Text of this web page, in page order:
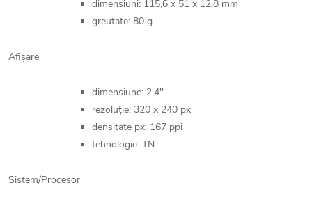
dimensiuni: 115,6 x 51 x 12,8 mm
greutate: 80 g
Afișare
dimensiune: 2.4''
rezoluție: 320 x 240 px
densitate px: 167 ppi
tehnologie: TN
Sistem/Procesor